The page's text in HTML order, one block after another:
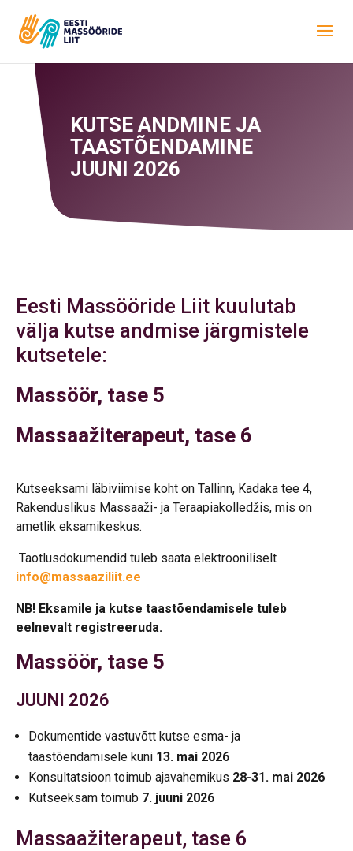
KUTSE ANDMINE JA
TAASTÕENDAMINE
JUUNI 2026
Eesti Massööride Liit kuulutab
välja kutse andmise järgmistele
kutsetele:
Massöör, tase 5
Massaažiterapeut, tase 6
Kutseeksami läbiviimise koht on Tallinn, Kadaka tee 4,
Rakenduslikus Massaaži- ja Teraapiakolledžis, mis on
ametlik eksamikeskus.
Taotlusdokumendid tuleb saata elektrooniliselt
info@massaaziliit.ee
NB! Eksamile ja kutse taastõendamisele tuleb
eelnevalt registreeruda.
Massöör, tase 5
JUUNI 2026
Dokumentide vastuvõtt kutse esma- ja
taastõendamisele kuni 13. mai 2026
Konsultatsioon toimub ajavahemikus 28-31. mai 2026
Kutseeksam toimub 7. juuni 2026
Massaažiterapeut, tase 6